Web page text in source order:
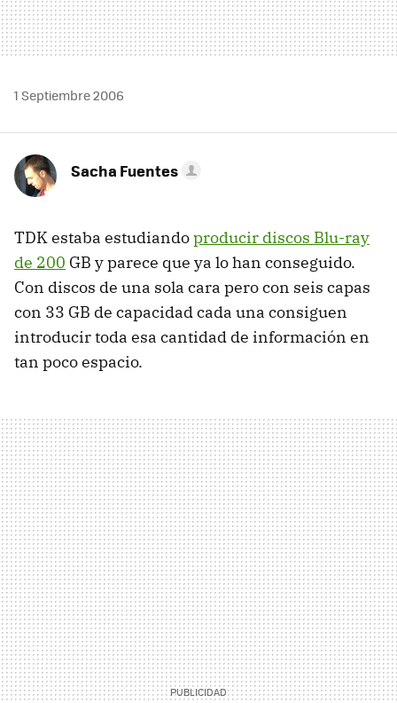
1 Septiembre 2006
Sacha Fuentes
TDK estaba estudiandoproducir discos Blu-ray
de 200 GB y parece que ya lo han conseguido.
Con discos de una sola cara pero con seis capas
con 33 GB de capacidad cada una consiguen
introducir toda esa cantidad de información en
tan poco espacio.